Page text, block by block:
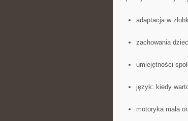
adaptacja w
zachowania
umiejętności
język: kiedy
motoryka mała